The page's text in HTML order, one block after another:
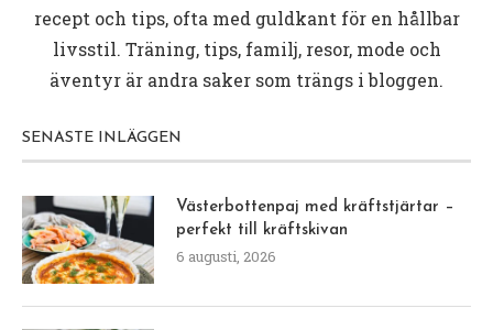
recept och tips, ofta med guldkant för en hållbar
livsstil. Träning, tips, familj, resor, mode och
äventyr är andra saker som trängs i bloggen.
SENASTE INLÄGGEN
Västerbottenpaj med kräftstjärtar –
perfekt till kräftskivan
6 augusti, 2026